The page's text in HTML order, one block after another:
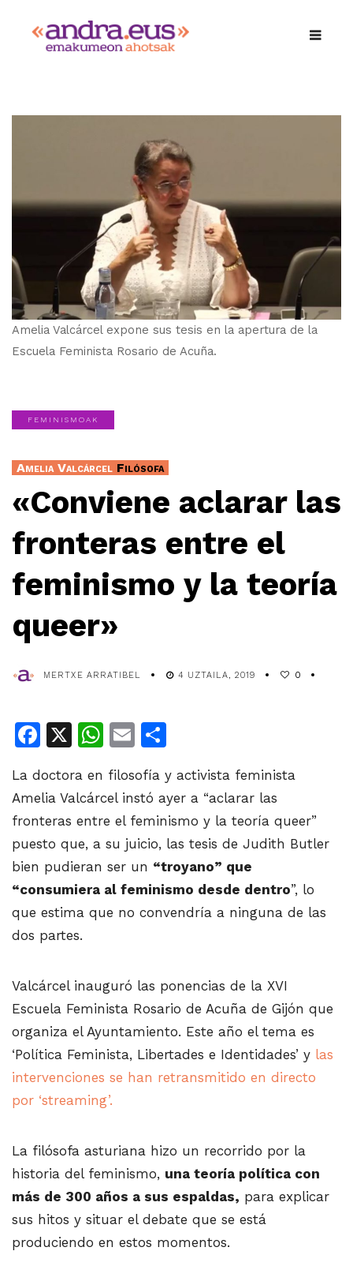
Amelia Valcárcel expone sus tesis en la apertura de la
Escuela Feminista Rosario de Acuña.
FEMINISMOAK
Amelia Valcárcel Filósofa
«Conviene aclarar las
fronteras entre el
feminismo y la teoría
queer»
MERTXE ARRATIBEL 4 UZTAILA, 2019 0
Facebook
X WhatsApp
Email
La doctora en filosofía y activista feminista
Amelia Valcárcel instó ayer a “aclarar las
fronteras entre el feminismo y la teoría queer”
puesto que, a su juicio, las tesis de Judith Butler
bien pudieran ser un “troyano” que
“consumiera al feminismo desde dentro”, lo
que estima que no convendría a ninguna de las
dos partes.
Valcárcel inauguró las ponencias de la XVI
Escuela Feminista Rosario de Acuña de Gijón que
organiza el Ayuntamiento. Este año el tema es
‘Política Feminista, Libertades e Identidades’ y las
intervenciones se han retransmitido en directo
por ‘streaming’.
La filósofa asturiana hizo un recorrido por la
historia del feminismo, una teoría política con
más de 300 años a sus espaldas, para explicar
sus hitos y situar el debate que se está
produciendo en estos momentos.